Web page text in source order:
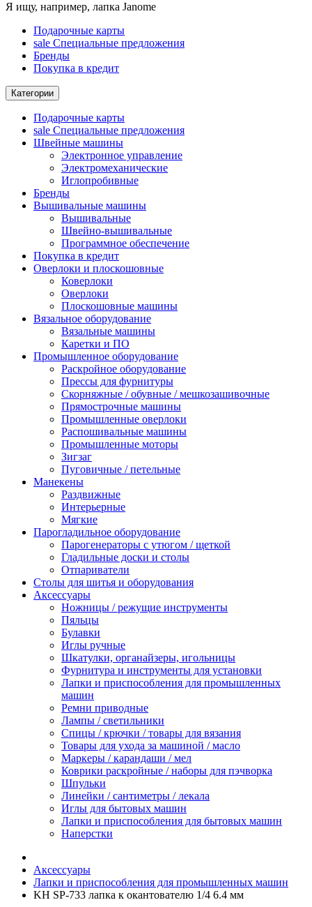
Я ищу, например, лапка Janome
Подарочные карты
sale Специальные предложения
Бренды
Покупка в кредит
Категории
Подарочные карты
sale Специальные предложения
Швейные машины
Электронное управление
Электромеханические
Иглопробивные
Бренды
Вышивальные машины
Вышивальные
Швейно-вышивальные
Программное обеспечение
Покупка в кредит
Оверлоки и плоскошовные
Коверлоки
Оверлоки
Плоскошовные машины
Вязальное оборудование
Вязальные машины
Каретки и ПО
Промышленное оборудование
Раскройное оборудование
Прессы для фурнитуры
Скорняжные / обувные / мешкозашивочные
Прямострочные машины
Промышленные оверлоки
Распошивальные машины
Промышленные моторы
Зигзаг
Пуговичные / петельные
Манекены
Раздвижные
Интерьерные
Мягкие
Парогладильное оборудование
Парогенераторы с утюгом / щеткой
Гладильные доски и столы
Отпариватели
Столы для шитья и оборудования
Аксессуары
Ножницы / режущие инструменты
Пяльцы
Булавки
Иглы ручные
Шкатулки, органайзеры, игольницы
Фурнитура и инструменты для установки
Лапки и приспособления для промышленных
машин
Ремни приводные
Лампы / светильники
Спицы / крючки / товары для вязания
Товары для ухода за машиной / масло
Маркеры / карандаши / мел
Коврики раскройные / наборы для пэчворка
Шпульки
Линейки / сантиметры / лекала
Иглы для бытовых машин
Лапки и приспособления для бытовых машин
Наперстки
Аксессуары
Лапки и приспособления для промышленных машин
KH SP-733 лапка к окантователю 1/4 6.4 мм